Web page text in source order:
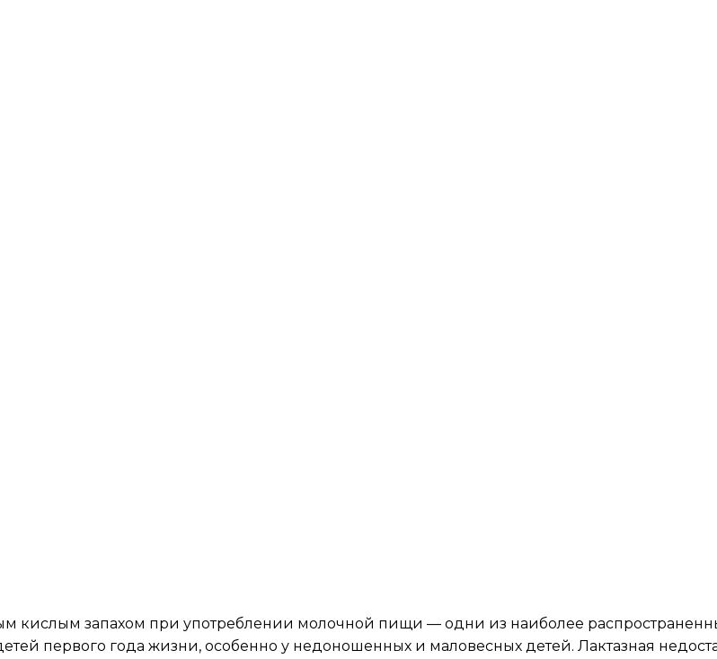
кислым запахом при употреблении молочной пищи — одни из наиболее
первого года жизни, особенно у недоношенных и маловесных детей. Лактазная